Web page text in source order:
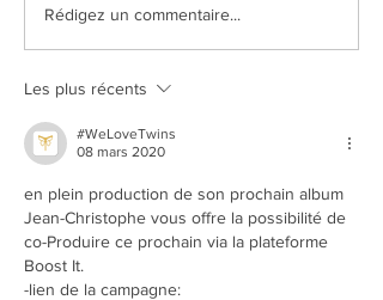
Rédigez un commentaire...
Les plus récents
#WeLoveTwins
08 mars 2020
en plein production de son prochain album
Jean-Christophe vous offre la possibilité de
co-Produire ce prochain via la plateforme
Boost It.
-lien de la campagne: